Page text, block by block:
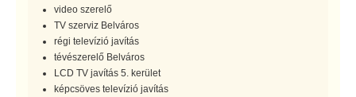
video szerelő
TV szerviz Belváros
régi televízió javítás
tévészerelő Belváros
LCD TV javítás 5. kerület
képcsöves televízió javítás